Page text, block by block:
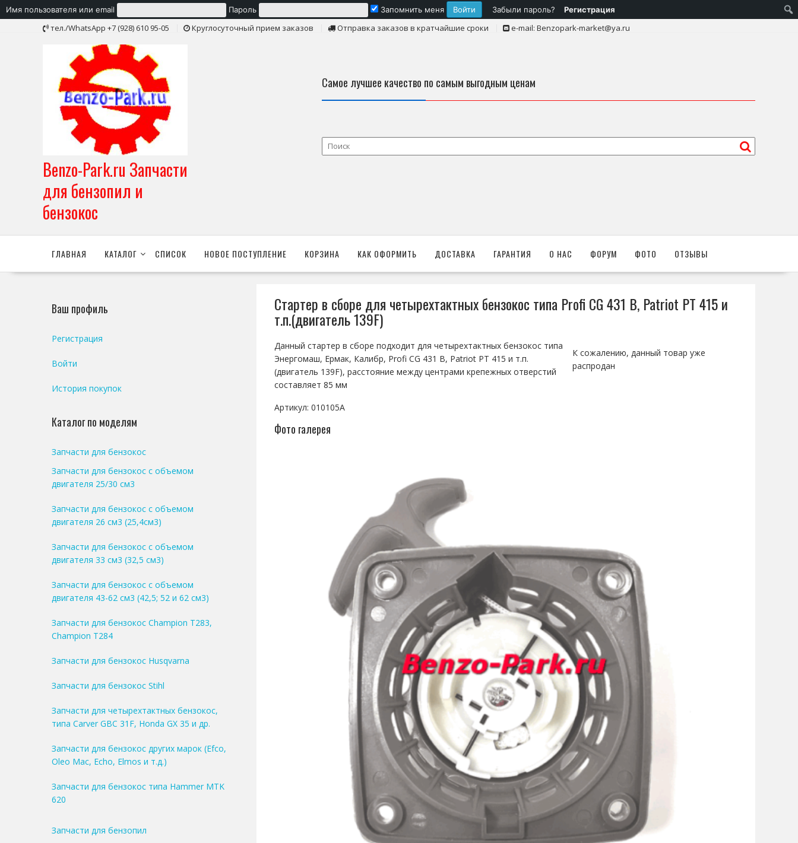
Имя пользователя или email Пароль Запомнить меня Забыли пароль? Регистрация
тел./WhatsApp +7 (928) 610 95-05 Круглосуточный прием заказов Отправка заказов в кратчайшие сроки e-mail: Benzopark-market@ya.ru
Benzo-Park.ru Запчасти
для бензопил и
бензокос
Самое лучшее качество по самым выгодным ценам
ГЛАВНАЯ КАТАЛОГ СПИСОК НОВОЕ ПОСТУПЛЕНИЕ КОРЗИНА КАК ОФОРМИТЬ ДОСТАВКА ГАРАНТИЯ О НАС ФОРУМ ФОТО ОТЗЫВЫ
Стартер в сборе для четырехтактных бензокос типа Profi CG 431 B, Patriot PT 415 и
т.п.(двигатель 139F)
К сожалению, данный товар уже
распродан
Данный стартер в сборе подходит для четырехтактных бензокос типа
Энергомаш, Ермак, Калибр, Profi CG 431 B, Patriot PT 415 и т.п.
(двигатель 139F), расстояние между центрами крепежных отверстий
составляет 85 мм
Артикул: 010105A
Фото галерея
Ваш профиль
Регистрация
Войти
История покупок
Каталог по моделям
Запчасти для бензокос
Запчасти для бензокос с объемом
двигателя 25/30 см3
Запчасти для бензокос с объемом
двигателя 26 см3 (25,4см3)
Запчасти для бензокос с объемом
двигателя 33 см3 (32,5 см3)
Запчасти для бензокос с объемом
двигателя 43-62 см3 (42,5; 52 и 62 см3)
Запчасти для бензокос Champion T283,
Champion T284
Запчасти для бензокос Husqvarna
Запчасти для бензокос Stihl
Запчасти для четырехтактных бензокос,
типа Carver GBC 31F, Honda GX 35 и др.
Запчасти для бензокос других марок (Efco,
Oleo Mac, Echo, Elmos и т.д.)
Запчасти для бензокос типа Hammer MTK
620
Запчасти для бензопил